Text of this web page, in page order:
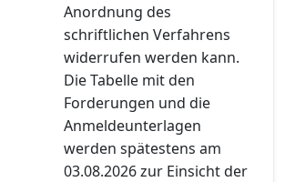
Anordnung des
schriftlichen Verfahrens
widerrufen werden kann.
Die Tabelle mit den
Forderungen und die
Anmeldeunterlagen
werden spätestens am
03.08.2026 zur Einsicht der